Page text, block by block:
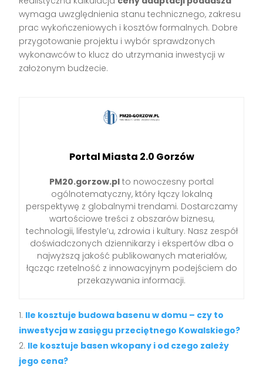
wymaga uwzględnienia stanu technicznego, zakresu
prac wykończeniowych i kosztów formalnych. Dobre
przygotowanie projektu i wybór sprawdzonych
wykonawców to klucz do utrzymania inwestycji w
założonym budżecie.
Portal Miasta 2.0 Gorzów
PM20.gorzow.pl to nowoczesny portal
ogólnotematyczny, który łączy lokalną
perspektywę z globalnymi trendami. Dostarczamy
wartościowe treści z obszarów biznesu,
technologii, lifestyle’u, zdrowia i kultury. Nasz zespół
doświadczonych dziennikarzy i ekspertów dba o
najwyższą jakość publikowanych materiałów,
łącząc rzetelność z innowacyjnym podejściem do
przekazywania informacji.
Ile kosztuje budowa basenu w domu – czy to
inwestycja w zasięgu przeciętnego Kowalskiego?
Ile kosztuje basen wkopany i od czego zależy
jego cena?